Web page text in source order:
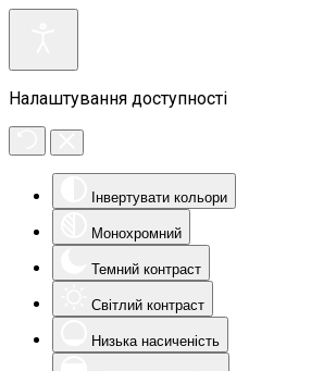
Налаштування доступності
Інвертувати кольори
Монохромний
Темний контраст
Світлий контраст
Низька насиченість